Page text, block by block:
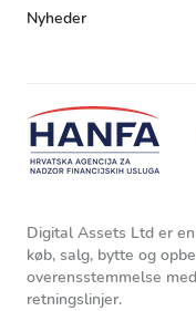
Nyheder
Digital Assets Ltd er
køb, salg, bytte og
overensstemmelse
retningslinjer.